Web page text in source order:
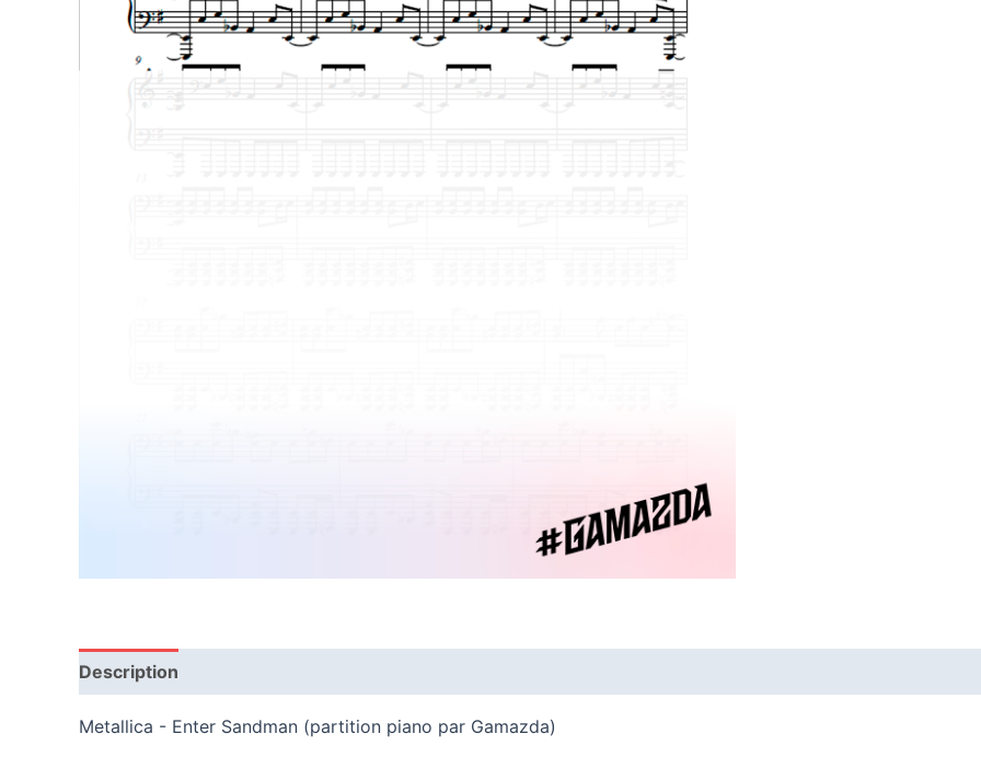
Description
Metallica - Enter Sandman (partition piano par Gamazda)